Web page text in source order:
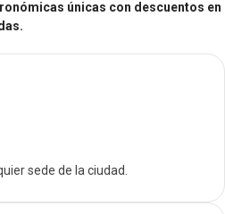
únicas con descuentos en
sede de la ciudad.